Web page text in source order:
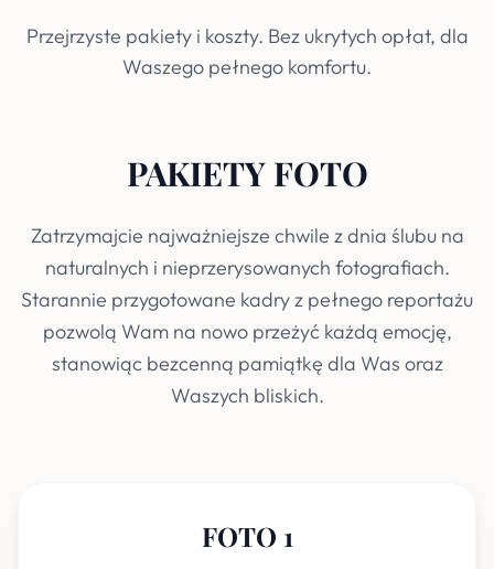
Przejrzyste pakiety i koszty. Bez ukrytych opłat, dla
Waszego pełnego komfortu.
PAKIETY FOTO
Zatrzymajcie najważniejsze chwile z dnia ślubu na
naturalnych i nieprzerysowanych fotografiach.
Starannie przygotowane kadry z pełnego reportażu
pozwolą Wam na nowo przeżyć każdą emocję,
stanowiąc bezcenną pamiątkę dla Was oraz
Waszych bliskich.
FOTO 1